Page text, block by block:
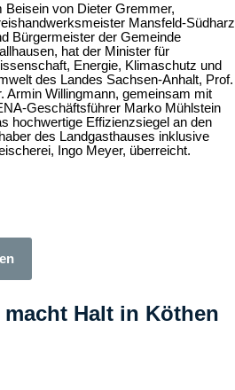
Beisein von Dieter Gremmer,
Mansfeld-Südharz
Bürgermeister der Gemeinde
hat der Minister für
Energie, Klimaschutz und
des Landes Sachsen-Anhalt, Prof.
Armin Willingmann, gemeinsam mit
Geschäftsfüh­rer Marko Mühlstein
hochwertige Effizienzsiegel an den
des Landgasthauses inklusive
Ingo Meyer, überreicht.
Halt in Köthen